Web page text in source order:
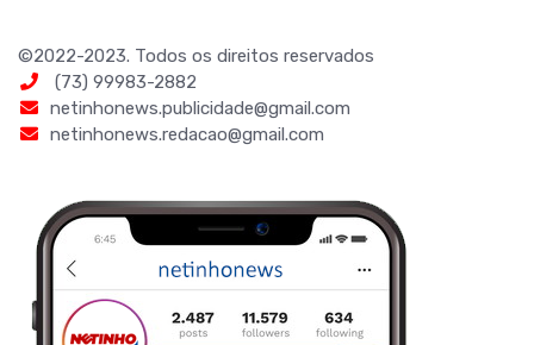
©2022-2023. Todos os direitos reservados
(73) 99983-2882
netinhonews.publicidade@gmail.com
netinhonews.redacao@gmail.com